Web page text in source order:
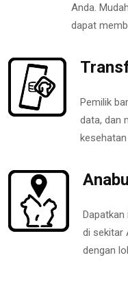
Anda.
dapat
Pemilik
data, dan
di sekitar
dengan